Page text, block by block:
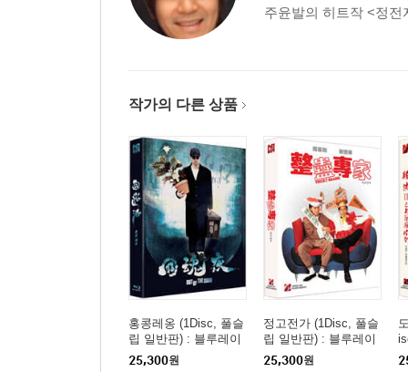
주윤발의 히트작 <정
작가의 다른 상품
홍콩레옹 (1Disc, 풀슬
립 일반판) : 블루레이
25,300원
정고전가 (1Disc, 풀슬
립 일반판) : 블루레이
25,300원